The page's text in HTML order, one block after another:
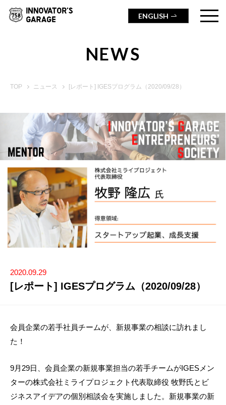
ENGLISH
NEWS
TOP ニュース [レポート] IGESプログラム（2020/09/28）
2020.09.29
[レポート] IGESプログラム（2020/09/28）
会員企業の若手社員チームが、新規事業の相談に訪れまし
た！
9月29日、会員企業の新規事業担当の若手チームがIGESメン
ターの株式会社ミライプロジェクト代表取締役 牧野氏とビ
ジネスアイデアの個別相談会を実施しました。新規事業の新